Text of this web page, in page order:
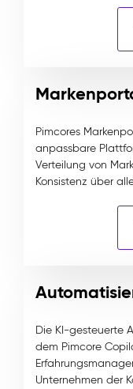
Pimcores
anpassbare
Verteilung von
Konsistenz über
Die KI-gesteuerte
dem Pimcore
Unternehmen der